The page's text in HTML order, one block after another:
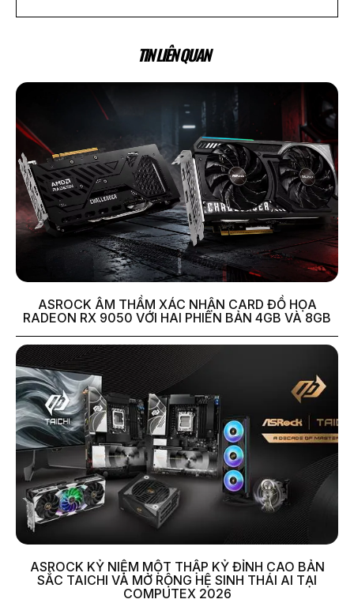
TIN LIÊN QUAN
ASROCK ÂM THẦM XÁC NHẬN CARD ĐỒ HỌA
RADEON RX 9050 VỚI HAI PHIÊN BẢN 4GB VÀ 8GB
ASROCK KỶ NIỆM MỘT THẬP KỶ ĐỈNH CAO BẢN
SẮC TAICHI VÀ MỞ RỘNG HỆ SINH THÁI AI TẠI
COMPUTEX 2026